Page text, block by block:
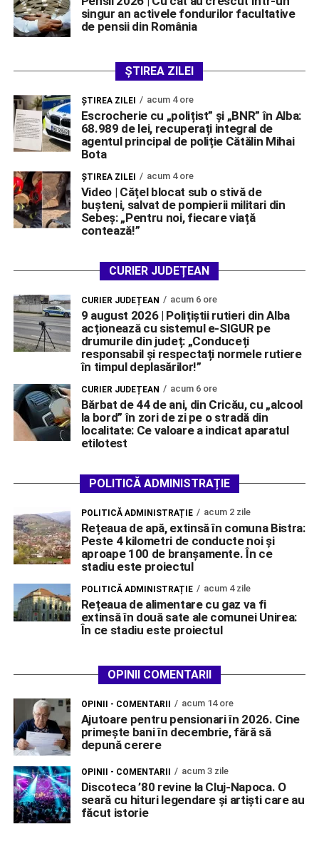
singur an activele fondurilor facultative
de pensii din România
ȘTIREA ZILEI
ŞTIREA ZILEI acum 4 ore
Escrocherie cu „polițist” și „BNR” în Alba:
68.989 de lei, recuperați integral de
agentul principal de poliție Cătălin Mihai
Bota
ŞTIREA ZILEI acum 4 ore
Video | Cățel blocat sub o stivă de
bușteni, salvat de pompierii militari din
Sebeș: „Pentru noi, fiecare viață
contează!”
CURIER JUDEȚEAN
CURIER JUDEȚEAN acum 6 ore
9 august 2026 | Polițiștii rutieri din Alba
acționează cu sistemul e-SIGUR pe
drumurile din județ: „Conduceți
responsabil și respectați normele rutiere
în timpul deplasărilor!”
CURIER JUDEȚEAN acum 6 ore
Bărbat de 44 de ani, din Cricău, cu „alcool
la bord” în zori de zi pe o stradă din
localitate: Ce valoare a indicat aparatul
etilotest
POLITICĂ ADMINISTRAȚIE
POLITICĂ ADMINISTRAȚIE acum 2 zile
Rețeaua de apă, extinsă în comuna Bistra:
Peste 4 kilometri de conducte noi și
aproape 100 de branșamente. În ce
stadiu este proiectul
POLITICĂ ADMINISTRAȚIE acum 4 zile
Rețeaua de alimentare cu gaz va fi
extinsă în două sate ale comunei Unirea:
În ce stadiu este proiectul
OPINII COMENTARII
OPINII - COMENTARII acum 14 ore
Ajutoare pentru pensionari în 2026. Cine
primește bani în decembrie, fără să
depună cerere
OPINII - COMENTARII acum 3 zile
Discoteca ’80 revine la Cluj-Napoca. O
seară cu hituri legendare și artiști care au
făcut istorie